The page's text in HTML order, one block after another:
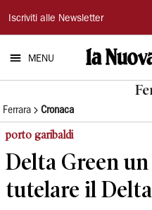
La
Nuova
Ferrara
Iscriviti alle Newsletter
MENU
Ferrara Cronaca
porto garibaldi
Delta Green
tutelare il